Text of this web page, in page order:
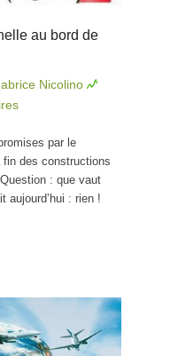
au bord de
Nicolino
par le
fin des constructions
: que vaut
aujourd’hui : rien !